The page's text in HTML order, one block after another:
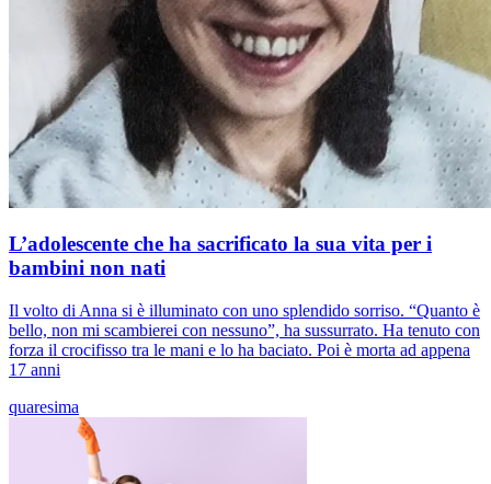
L’adolescente che ha sacrificato la sua vita per i
bambini non nati
Il volto di Anna si è illuminato con uno splendido sorriso. “Quanto è
bello, non mi scambierei con nessuno”, ha sussurrato. Ha tenuto con
forza il crocifisso tra le mani e lo ha baciato. Poi è morta ad appena
17 anni
quaresima